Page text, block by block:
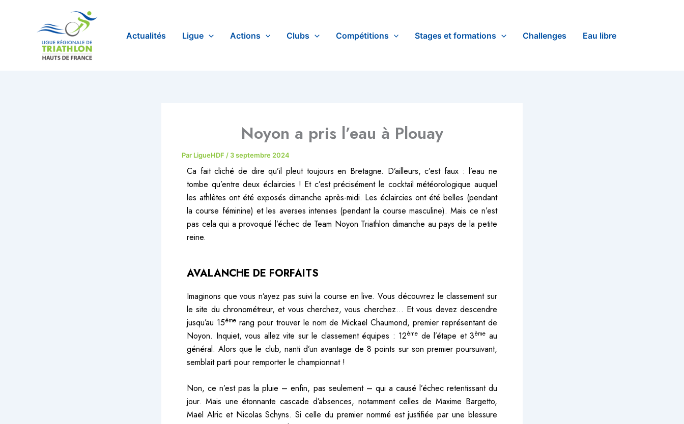
Actualités Ligue Actions Clubs Compétitions Stages et formations Challenges Eau libre
Noyon a pris l’eau à Plouay
Par LigueHDF / 3 septembre 2024
Ca fait cliché de dire qu’il pleut toujours en Bretagne. D’ailleurs, c’est faux : l’eau ne
tombe qu’entre deux éclaircies ! Et c’est précisément le cocktail météorologique auquel
les athlètes ont été exposés dimanche après-midi. Les éclaircies ont été belles (pendant
la course féminine) et les averses intenses (pendant la course masculine). Mais ce n’est
pas cela qui a provoqué l’échec de Team Noyon Triathlon dimanche au pays de la petite
reine.
AVALANCHE DE FORFAITS
Imaginons que vous n’ayez pas suivi la course en live. Vous découvrez le classement sur
le site du chronométreur, et vous cherchez, vous cherchez… Et vous devez descendre
jusqu’au 15èmerang pour trouver le nom de Mickaël Chaumond, premier représentant de
Noyon. Inquiet, vous allez vite sur le classement équipes : 12ème de l’étape et 3ème au
général. Alors que le club, nanti d’un avantage de 8 points sur son premier poursuivant,
semblait parti pour remporter le championnat !
Non, ce n’est pas la pluie – enfin, pas seulement – qui a causé l’échec retentissant du
jour. Mais une étonnante cascade d’absences, notamment celles de Maxime Bargetto,
Maël Alric et Nicolas Schyns. Si celle du premier nommé est justifiée par une blessure